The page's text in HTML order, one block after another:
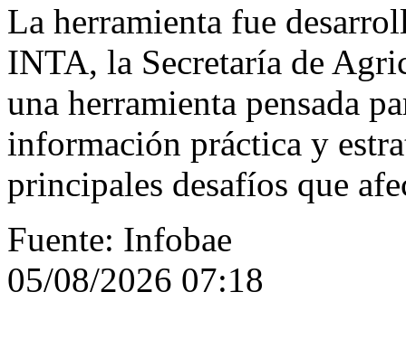
La herramienta fue
INTA, la Secretaría de
una herramienta pensada
información práctica y
principales desafíos que
Fuente: Infobae
05/08/2026 07:18